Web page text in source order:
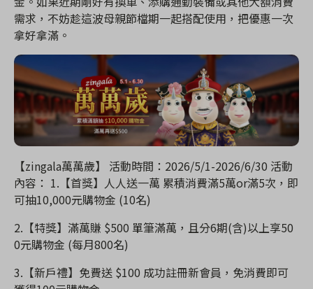
需求，不妨趁這波母親節檔期一起搭配使用，把優惠一次
拿好拿滿。
【zingala萬萬歲】 活動時間：2026/5/1-2026/6/30 活動
內容： 1.【首獎】人人送一萬 累積消費滿5萬or滿5次，即
可抽10,000元購物金 (10名)
2.【特獎】滿萬賺 $500 單筆滿萬，且分6期(含)以上享50
0元購物金 (每月800名)
3.【新戶禮】免費送 $100 成功註冊新會員，免消費即可